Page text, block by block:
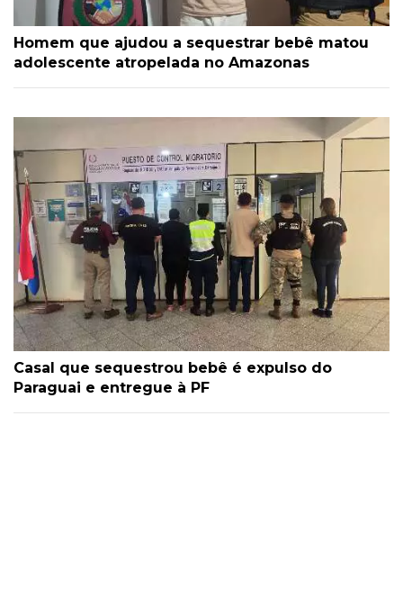
Homem que ajudou a sequestrar bebê matou
adolescente atropelada no Amazonas
Casal que sequestrou bebê é expulso do
Paraguai e entregue à PF